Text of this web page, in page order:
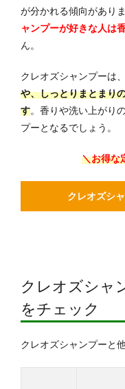
が分かれる傾向がありま
ャンプーが好きな人は
ん。
クレオズシャンプーは
や、しっとりまとまり
す。香りや洗い上がり
プーとなるでしょう。
＼お得な
クレオズシ
クレオズシャ
をチェック
クレオズシャンプーと